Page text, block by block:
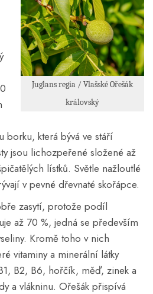
Juglans regia / Vlašské Ořešák
královský
borku, která bývá ve stáří
jsou lichozpeřené složené až
lístků. Světle nažloutlé
v pevné dřevnaté skořápce.
zasytí, protože podíl
až 70 %, jedná se především
Kromě toho v nich
vitaminy a minerální látky
B2, B6, hořčík, měď, zinek a
a vlákninu. Ořešák přispívá